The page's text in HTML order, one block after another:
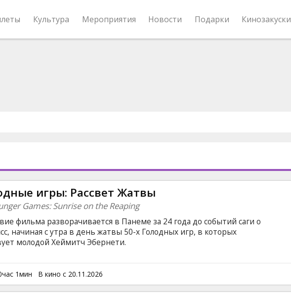
Культура Мероприятия Новости Подарки Кинозакуски
игры: Рассвет Жатвы
Games: Sunrise on the Reaping
фильма разворачивается в Панеме за 24 года до событий саги о
начиная с утра в день жатвы 50-х Голодных игр, в которых
молодой Хеймитч Эбернети.
1мин В кино с 20.11.2026